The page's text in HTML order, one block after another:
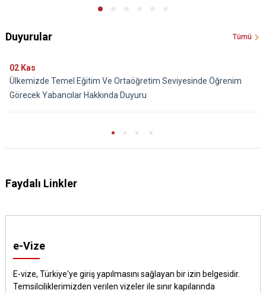
Duyurular Tümü
02 Kas
Ülkemizde Temel Eğitim Ve Ortaöğretim Seviyesinde Öğrenim
Görecek Yabancılar Hakkında Duyuru
Faydalı Linkler
e-Vize
E-vize, Türkiye'ye giriş yapılmasını sağlayan bir izin belgesidir.
Temsilciliklerimizden verilen vizeler ile sınır kapılarında